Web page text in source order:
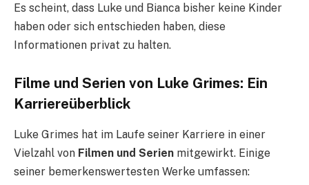
Es scheint, dass Luke und Bianca bisher keine Kinder
haben oder sich entschieden haben, diese
Informationen privat zu halten.
Filme und Serien von Luke Grimes: Ein
Karriereüberblick
Luke Grimes hat im Laufe seiner Karriere in einer
Vielzahl von Filmen und Serien mitgewirkt. Einige
seiner bemerkenswertesten Werke umfassen: